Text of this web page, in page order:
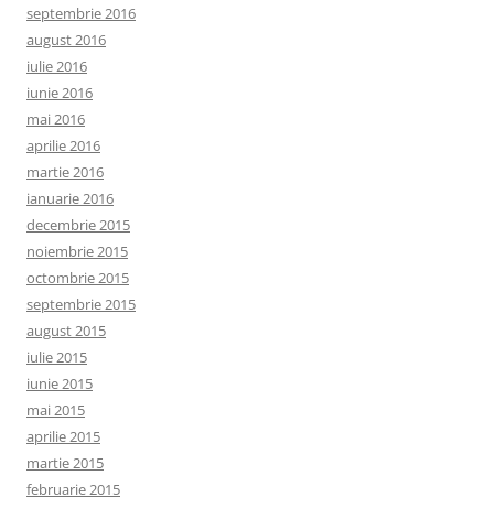
septembrie 2016
august 2016
iulie 2016
iunie 2016
mai 2016
aprilie 2016
martie 2016
ianuarie 2016
decembrie 2015
noiembrie 2015
octombrie 2015
septembrie 2015
august 2015
iulie 2015
iunie 2015
mai 2015
aprilie 2015
martie 2015
februarie 2015